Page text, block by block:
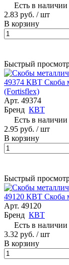
Есть в
2.83 руб. / шт
В корзину
Быстрый
49374 КВТ Скоба
(Fortisflex)
Арт. 49374
Бренд КВТ
Есть в
2.95 руб. / шт
В корзину
Быстрый
49120 КВТ Скоба
Арт. 49120
Бренд КВТ
Есть в
3.32 руб. / шт
В корзину